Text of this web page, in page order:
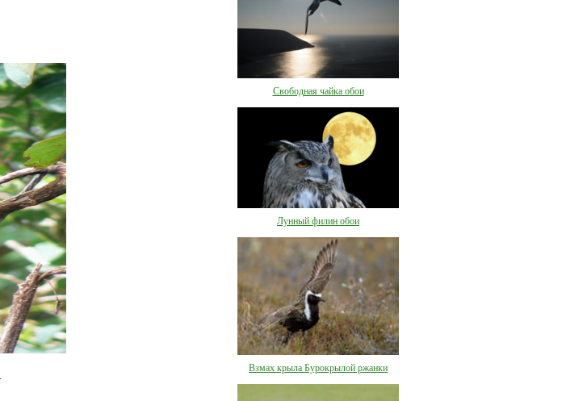
Свободная чайка обои
Лунный филин обои
Взмах крыла Бурокрылой ржанки